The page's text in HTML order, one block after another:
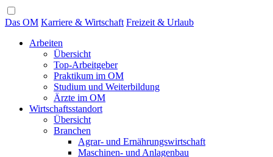
Das OM Karriere & Wirtschaft Freizeit & Urlaub
Arbeiten
Übersicht
Top-Arbeitgeber
Praktikum im OM
Studium und Weiterbildung
Ärzte im OM
Wirtschaftsstandort
Übersicht
Branchen
Agrar- und Ernährungswirtschaft
Maschinen- und Anlagenbau